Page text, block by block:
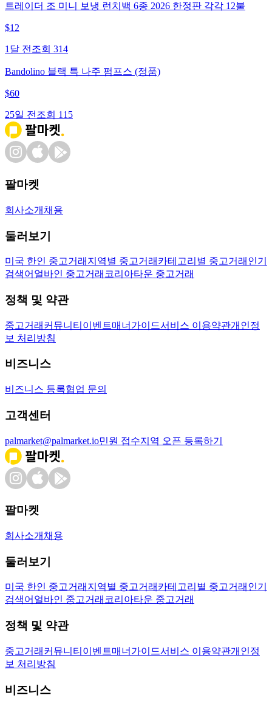
트레이더 조 미니 보냉 런치백 6종 2026 한정판 각각 12불
$12
1달 전 조회 314
Bandolino 블랙 특 나주 펌프스 (정품)
$60
25일 전 조회 115
팔마켓
회사소개 채용
둘러보기
미국 한인 중고거래 지역별 중고거래 카테고리별 중고거래 인기
검색어 얼바인 중고거래 코리아타운 중고거래
정책 및 약관
중고거래 커뮤니티 이벤트매너가이드서비스 이용약관개인정
보 처리방침
비즈니스
비즈니스 등록협업 문의
고객센터
palmarket@palmarket.io민원 접수지역 오픈 등록하기
팔마켓
회사소개 채용
둘러보기
미국 한인 중고거래 지역별 중고거래 카테고리별 중고거래 인기
검색어 얼바인 중고거래 코리아타운 중고거래
정책 및 약관
중고거래 커뮤니티 이벤트매너가이드서비스 이용약관개인정
보 처리방침
비즈니스